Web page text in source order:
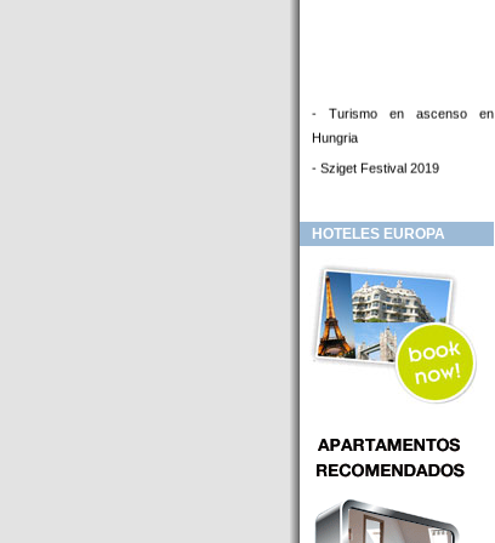
- Turismo en ascenso en
Hungria
- Sziget Festival 2019
de Budapest (Hungria)
- Inversor para hotel
- Hotel en venta Budapest
- Budapest y Cracovia, las
ciudades de moda en 2018
- Inaugurado en BUDAPEST el
puede ser controlado por
Smarthfones de sus clientes
éste sí es un ‘gran hotel
Budapest’.
HOTELES EUROPA